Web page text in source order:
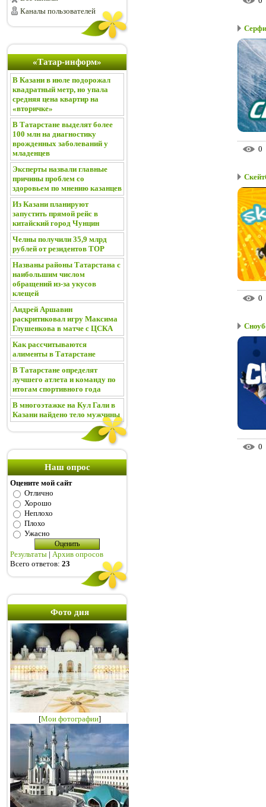
Каналы пользователей
«Татар-информ»
В Казани в июле подорожал
квадратный метр, но упала
средняя цена квартир на
«вторичке»
В Татарстане выделят более
100 млн на диагностику
врожденных заболеваний у
младенцев
Эксперты назвали главные
причины проблем со
здоровьем по мнению казанцев
Из Казани планируют
запустить прямой рейс в
китайский город Чунцин
Челны получили 35,9 млрд
рублей от резидентов ТОР
Названы районы Татарстана с
наибольшим числом
обращений из-за укусов
клещей
Андрей Аршавин
раскритиковал игру Максима
Глушенкова в матче с ЦСКА
Как рассчитываются
алименты в Татарстане
В Татарстане определят
лучшего атлета и команду по
итогам спортивного года
В многоэтажке на Кул Гали в
Казани найдено тело мужчины
Наш опрос
Оцените мой сайт
Отлично
Хорошо
Неплохо
Плохо
Ужасно
Результаты | Архив опросов
Всего ответов: 23
Фото дня
[Мои фотографии]
0
0
0